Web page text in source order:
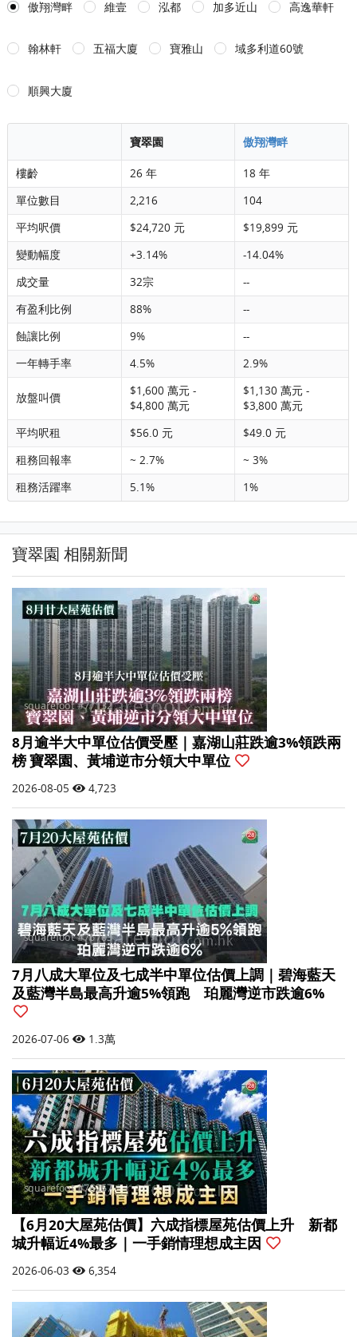
傲翔灣畔 維壹 泓都 加多近山 高逸華軒
翰林軒 五福大廈 寶雅山 域多利道60號
順興大廈
寶翠園 傲翔灣畔
樓齡 26 年
18 年
單位數目
2,216
104
平均呎價
$24,720 元
$19,899 元
變動幅度
+3.14%
-14.04%
成交量
32宗
--
有盈利比例
88%
--
蝕讓比例
9%
--
一年轉手率
4.5% 2.9%
放盤叫價
$1,600 萬元 -
$4,800 萬元
$1,130 萬元 -
$3,800 萬元
平均呎租
$56.0 元
$49.0 元
租務回報率
~ 2.7%
~ 3%
租務活躍率
5.1% 1%
寶翠園 相關新聞
8月逾半大中單位估價受壓｜嘉湖山莊跌逾3%領跌兩
榜 寶翠園、黃埔逆市分領大中單位
2026-08-05 4,723
7月八成大單位及七成半中單位估價上調｜碧海藍天
及藍灣半島最高升逾5%領跑 珀麗灣逆市跌逾6%
2026-07-06 1.3萬
【6月20大屋苑估價】六成指標屋苑估價上升 新都
城升幅近4%最多｜一手銷情理想成主因
2026-06-03 6,354